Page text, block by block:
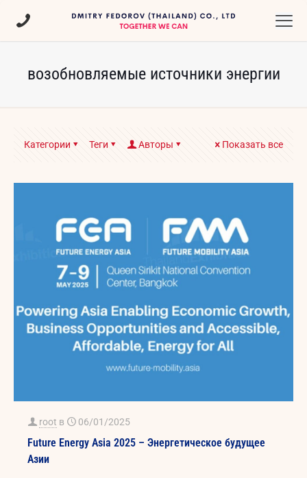
возобновляемые источники энергии
Категории Теги Авторы Показать все
root в 06/01/2025
Future Energy Asia 2025 – Энергетическое будущее
Азии